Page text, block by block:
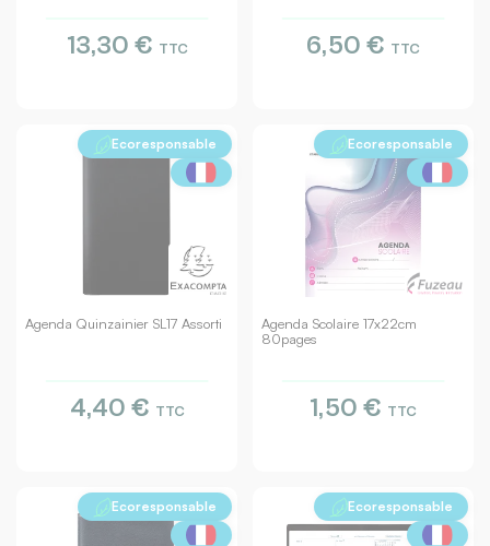
13,30 € TTC 6,50 € TTC
Agenda Quinzainier SL17 Assorti
Ecoresponsable
4,40 € TTC
Agenda Scolaire 17x22cm
80pages
Ecoresponsable
1,50 € TTC
Ecoresponsable Ecoresponsable